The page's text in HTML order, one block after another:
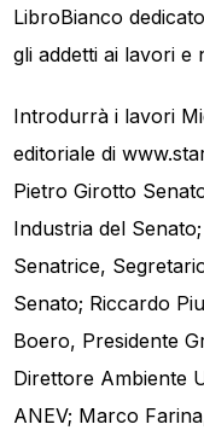
LibroBianco
gli addetti ai lavori e
Introdurrà i lavori
editoriale di
Pietro Girotto
Industria del
Senatrice,
Senato; Riccardo
Boero, Presidente
Direttore Ambiente
ANEV; Marco